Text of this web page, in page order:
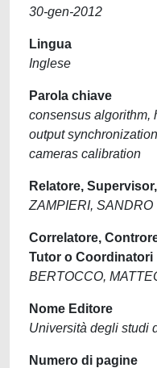
30-gen-2012
Lingua
Inglese
Parola chiave
consensus algorithm,
output
cameras calibration
Relatore,
ZAMPIERI, SANDRO
Correlatore,
Tutor o Coordinatori
BERTOCCO,
Nome Editore
Università degli studi
Numero di pagine